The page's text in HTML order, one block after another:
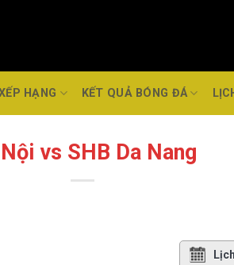
HẠNG KẾT QUẢ BÓNG ĐÁ
vs SHB Da Nang